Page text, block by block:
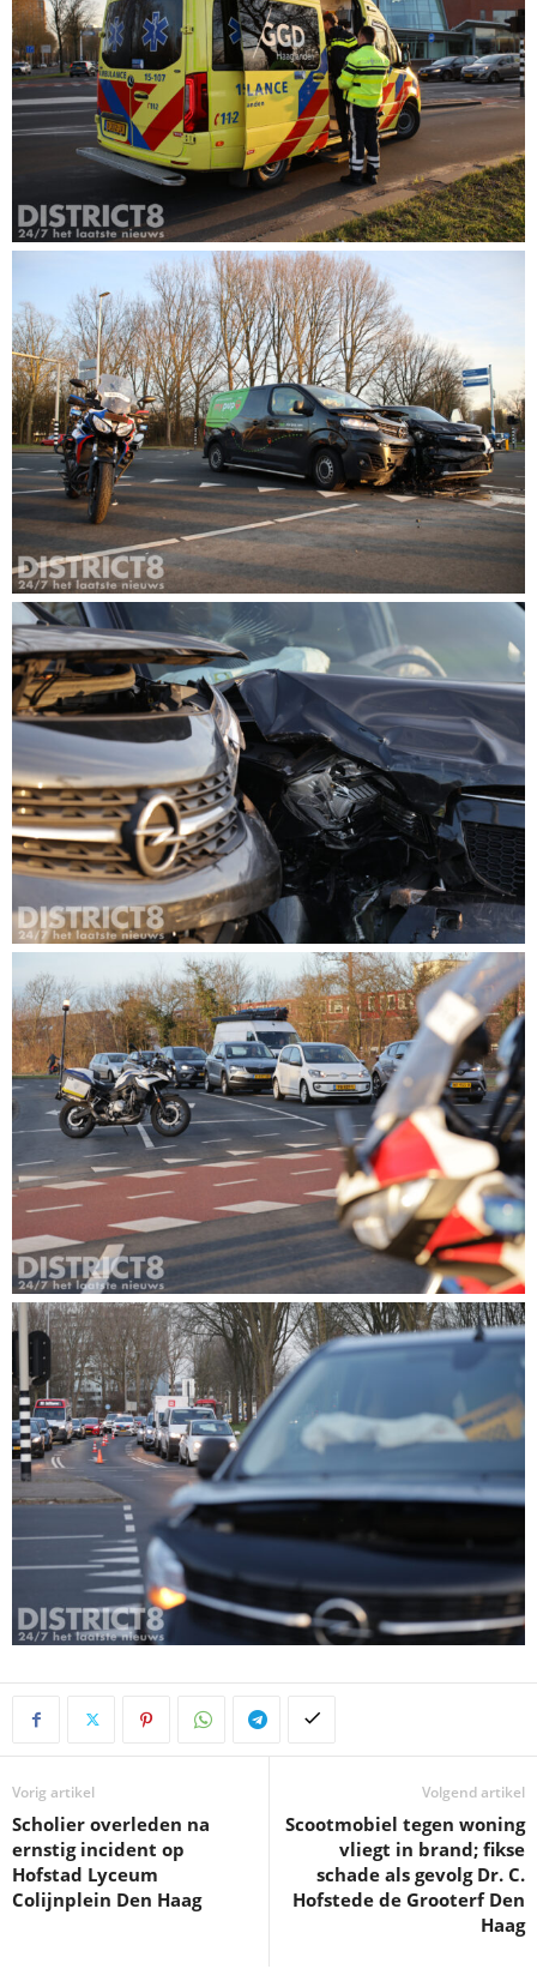
Vorig artikel
Scholier overleden na
ernstig incident op
Hofstad Lyceum
Colijnplein Den Haag
Volgend artikel
Scootmobiel tegen woning
vliegt in brand; fikse
schade als gevolg Dr. C.
Hofstede de Grooterf Den
Haag